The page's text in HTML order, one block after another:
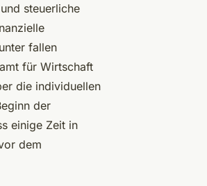
steuerliche
fallen
für Wirtschaft
die individuellen
der
einige Zeit in
dem